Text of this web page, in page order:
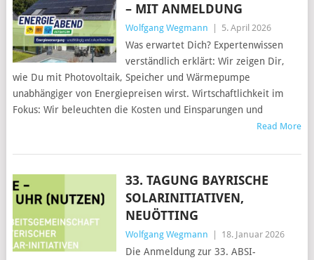
– MIT ANMELDUNG
Wolfgang Wegmann 5. April 2026
Was erwartet Dich? Expertenwissen
verständlich erklärt: Wir zeigen Dir,
wie Du mit Photovoltaik, Speicher und Wärmepumpe
unabhängiger von Energiepreisen wirst. Wirtschaftlichkeit im
Fokus: Wir beleuchten die Kosten und Einsparungen und
Read More
33. TAGUNG BAYRISCHE
SOLARINITIATIVEN,
NEUÖTTING
Wolfgang Wegmann 18. Januar 2026
Die Anmeldung zur 33. ABSI-